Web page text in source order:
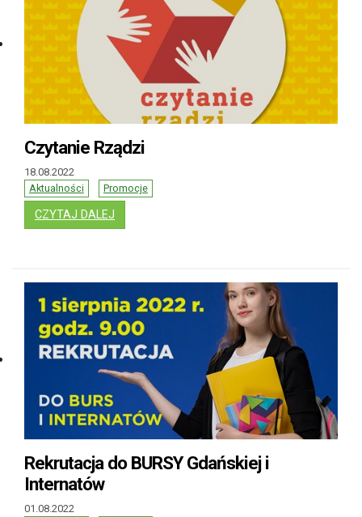
Czytanie Rządzi
18.08.2022
Aktualności
Promocje
CZYTAJ DALEJ
Rekrutacja do BURSY Gdańskiej i
Internatów
01.08.2022